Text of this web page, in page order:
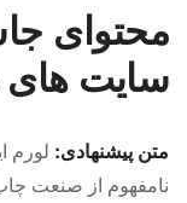
محتوای
سایت های
متن پیشنهادی: لورم
نامفهوم از صنعت